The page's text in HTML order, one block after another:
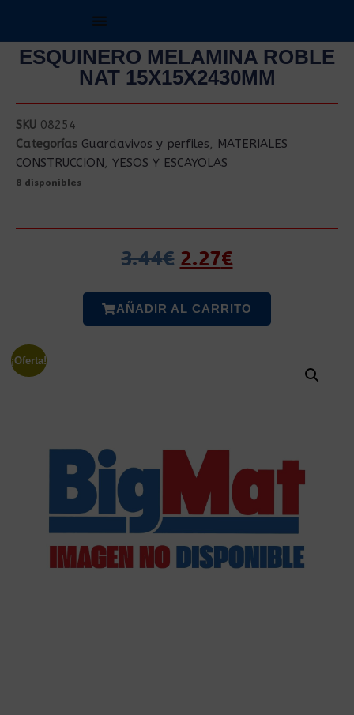
ESQUINERO MELAMINA ROBLE
NAT 15X15X2430MM
SKU 08254
Categorías Guardavivos y perfiles, MATERIALES
CONSTRUCCION, YESOS Y ESCAYOLAS
8 disponibles
3.44€ 2.27€
AÑADIR AL CARRITO
¡Oferta!